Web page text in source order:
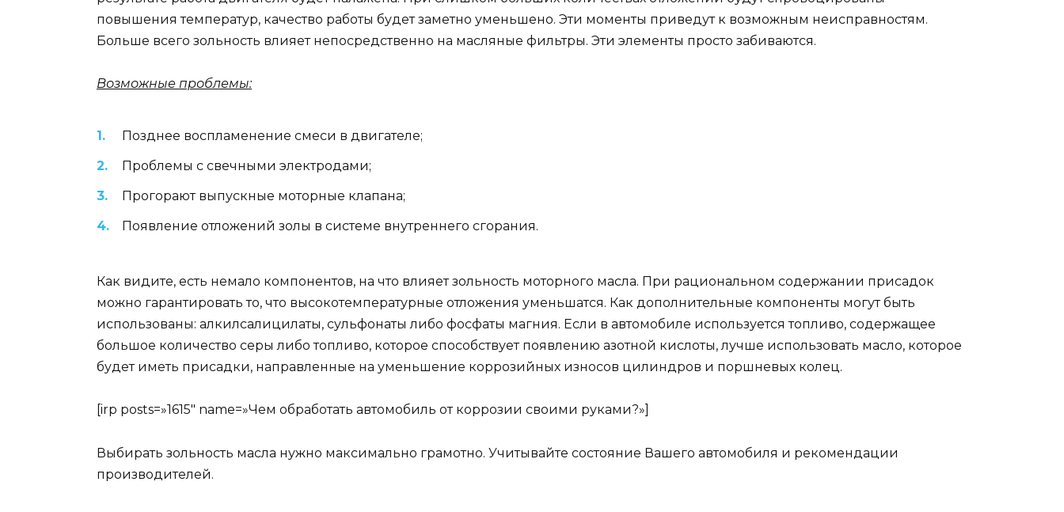
повышения температур, качество работы будет заметно уменьшено. Эти моменты приведут к возможным неисправностям.
Больше всего зольность влияет непосредственно на масляные фильтры. Эти элементы просто забиваются.
Возможные проблемы:
Позднее воспламенение смеси в двигателе;
Проблемы с свечными электродами;
Прогорают выпускные моторные клапана;
Появление отложений золы в системе внутреннего сгорания.
Как видите, есть немало компонентов, на что влияет зольность моторного масла. При рациональном содержании присадок
можно гарантировать то, что высокотемпературные отложения уменьшатся. Как дополнительные компоненты могут быть
использованы: алкилсалицилаты, сульфонаты либо фосфаты магния. Если в автомобиле используется топливо, содержащее
большое количество серы либо топливо, которое способствует появлению азотной кислоты, лучше использовать масло, которое
будет иметь присадки, направленные на уменьшение коррозийных износов цилиндров и поршневых колец.
[irp posts=»1615″ name=»Чем обработать автомобиль от коррозии своими руками?»]
Выбирать зольность масла нужно максимально грамотно. Учитывайте состояние Вашего автомобиля и рекомендации
производителей.